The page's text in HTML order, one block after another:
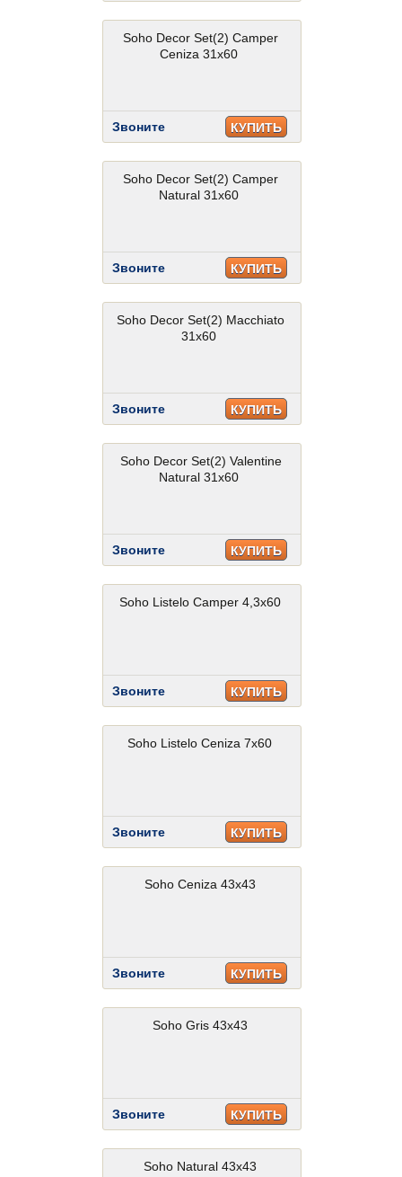
Soho Decor Set(2) Camper
Ceniza 31x60
Звоните КУПИТЬ
Soho Decor Set(2) Camper
Natural 31x60
Звоните КУПИТЬ
Soho Decor Set(2) Macchiato
31x60
Звоните КУПИТЬ
Soho Decor Set(2) Valentine
Natural 31x60
Звоните КУПИТЬ
Soho Listelo Camper 4,3x60
Звоните КУПИТЬ
Soho Listelo Ceniza 7x60
Звоните КУПИТЬ
Soho Ceniza 43x43
Звоните КУПИТЬ
Soho Gris 43x43
Звоните КУПИТЬ
Soho Natural 43x43